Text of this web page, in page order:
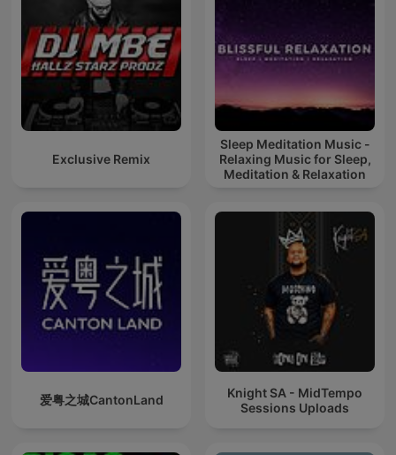
Exclusive Remix
Sleep Meditation Music -
Relaxing Music for Sleep,
Meditation & Relaxation
爱粤之城CantonLand
Knight SA - MidTempo
Sessions Uploads